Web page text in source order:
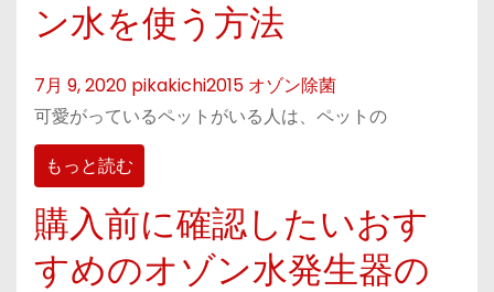
ン水を使う方法
7月 9, 2020 pikakichi2015 オゾン除菌
可愛がっているペットがいる人は、ペットの
もっと読む
購入前に確認したいおす
すめのオゾン水発生器の